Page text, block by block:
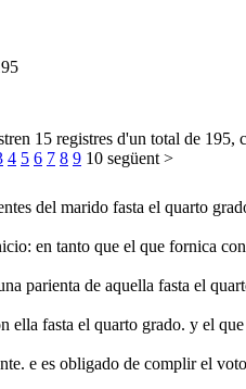
15 registres d'un total de 195,
4 5 6 7 8 9 10 següent >
del marido fasta el quarto
en tanto que el que fornica
parienta de aquella fasta el
ella fasta el quarto grado. y el
e es obligado de complir el